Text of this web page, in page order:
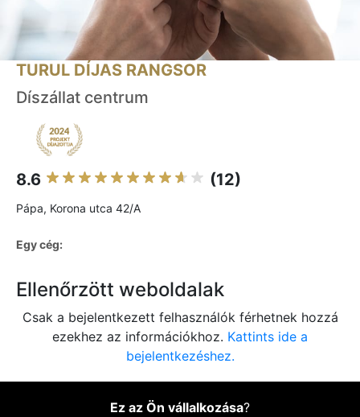
TURUL DÍJAS RANGSOR
Díszállat centrum
8.6 (12)
Pápa, Korona utca 42/A
Egy cég:
Ellenőrzött weboldalak
Csak a bejelentkezett felhasználók férhetnek hozzá
ezekhez az információkhoz. Kattints ide a
bejelentkezéshez.
Ez az Ön vállalkozása?